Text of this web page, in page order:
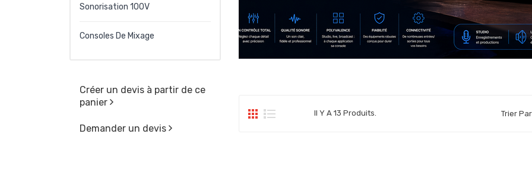
Sonorisation 100V
Consoles De Mixage
Créer un devis à partir de ce
panier
Demander un devis
Il Y A 13 Produits. Trier